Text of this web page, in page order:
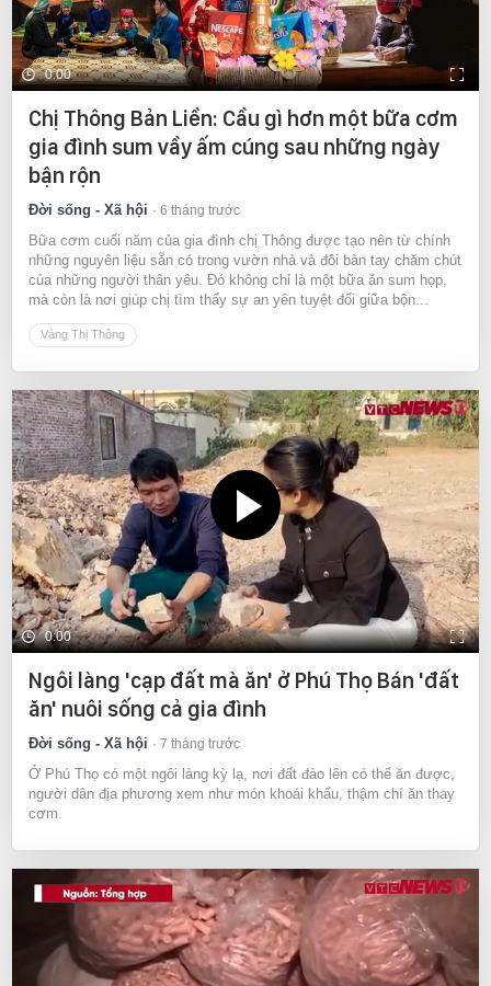
0:00
Chị Thông Bản Liền: Cầu gì hơn một bữa cơm
gia đình sum vầy ấm cúng sau những ngày
bận rộn
Đời sống - Xã hội 6 tháng trước
Bữa cơm cuối năm của gia đình chị Thông được tạo nên từ chính
những nguyên liệu sẵn có trong vườn nhà và đôi bàn tay chăm chút
của những người thân yêu. Đó không chỉ là một bữa ăn sum họp,
mà còn là nơi giúp chị tìm thấy sự an yên tuyệt đối giữa bộn...
Vàng Thị Thông
0:00
Ngôi làng 'cạp đất mà ăn' ở Phú Thọ Bán 'đất
ăn' nuôi sống cả gia đình
Đời sống - Xã hội 7 tháng trước
Ở Phú Thọ có một ngôi làng kỳ lạ, nơi đất đào lên có thể ăn được,
người dân địa phương xem như món khoái khẩu, thậm chí ăn thay
cơm.